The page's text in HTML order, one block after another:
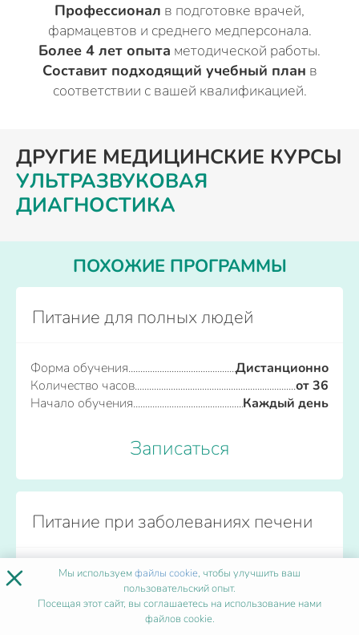
Профессионал в подготовке врачей,
фармацевтов и среднего медперсонала.
Более 4 лет опыта методической работы.
Составит подходящий учебный план в
соответствии с вашей квалификацией.
ДРУГИЕ МЕДИЦИНСКИЕ КУРСЫ
УЛЬТРАЗВУКОВАЯ
ДИАГНОСТИКА
ПОХОЖИЕ ПРОГРАММЫ
Питание для полных людей
Форма обучения
Дистанционно
Количество часов
от 36
Начало обучения
Каждый день
Записаться
Питание при заболеваниях печени
Форма обучения
Дистанционно
Количество часов
Начало обучения
Каждый день
× Мы используемфайлы cookie, чтобы улучшить ваш
пользовательский опыт.
Посещая этот сайт, вы соглашаетесь на использование нами
файлов cookie.